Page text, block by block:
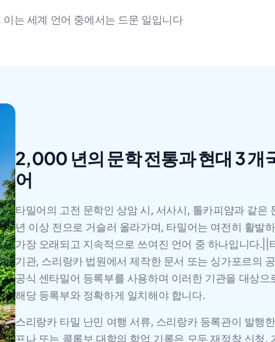
는 세계 언어 중에서는 드문 일입니다
2,000 년의 문학 전통과 현대 3 개
어
타밀어의 고전 문학인 상암 시, 서사시, 톨카피얌과 같은
년 이상 전으로 거슬러 올라가며, 타밀어는 여전히 활발
가장 오래되고 지속적으로 쓰여진 언어 중 하나입니다.||
기관, 스리랑카 법원에서 제작한 문서 또는 싱가포르의
공식 센타밀어 등록부를 사용하며 이러한 기관을 대상으
해당 등록부와 정확하게 일치해야 합니다.
스리랑카 타밀 난민 여행 서류, 스리랑카 등록관이 발행
프나 또는 콜롬보 대학의 학업 기록은 모두 재정착 신청,